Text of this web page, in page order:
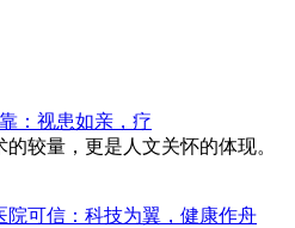
：视患如亲，疗
较量，更是人文关怀的体现。
院可信：科技为翼，健康作舟